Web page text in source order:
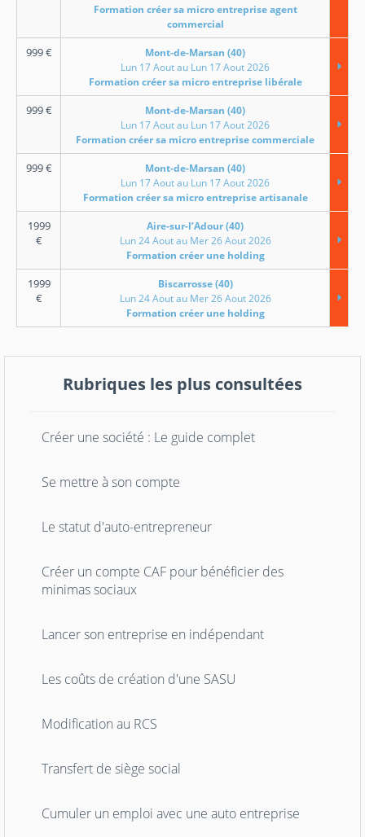
Formation créer sa micro entreprise agent
commercial
999€
Mont-de-Marsan (40)
Lun 17 Aout au Lun 17 Aout 2026
Formation créer sa micro entreprise libérale
999€
Mont-de-Marsan (40)
Lun 17 Aout au Lun 17 Aout 2026
Formation créer sa micro entreprise commerciale
999€
Mont-de-Marsan (40)
Lun 17 Aout au Lun 17 Aout 2026
Formation créer sa micro entreprise artisanale
1999
€
Aire-sur-l’Adour (40)
Lun 24 Aout au Mer 26 Aout 2026
Formation créer une holding
1999
€
Biscarrosse (40)
Lun 24 Aout au Mer 26 Aout 2026
Formation créer une holding
Rubriques les plus consultées
Créer une société : Le guide complet
Se mettre à son compte
Le statut d'auto-entrepreneur
Créer un compte CAF pour bénéficier des
minimas sociaux
Lancer son entreprise en indépendant
Les coûts de création d'une SASU
Modification au RCS
Transfert de siège social
Cumuler un emploi avec une auto entreprise